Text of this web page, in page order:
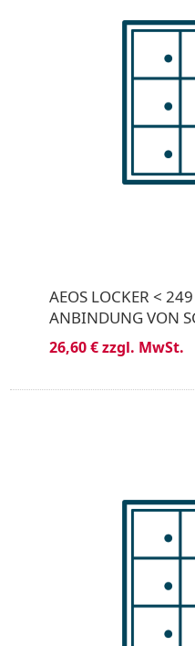
AEOS LOCKER <
ANBINDUNG VON
26,60 € zzgl. MwSt.